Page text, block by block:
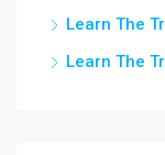
Learn The
Learn The